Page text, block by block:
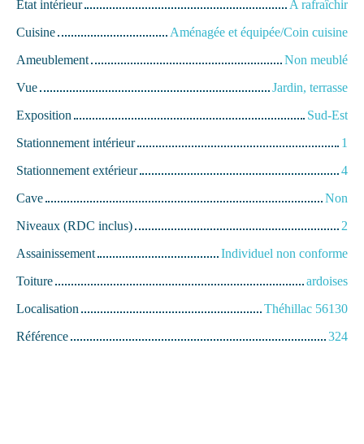
État intérieur
A rafraîchir
Cuisine
Aménagée et équipée/Coin cuisine
Ameublement
Non meublé
Vue
Jardin, terrasse
Exposition
Sud-Est
Stationnement intérieur
1
Stationnement extérieur
4
Cave
Non
Niveaux (RDC inclus)
2
Assainissement
Individuel non conforme
Toiture
ardoises
Localisation
Théhillac 56130
Référence
324